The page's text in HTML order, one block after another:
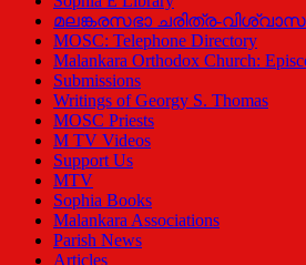
മലങ്കരസഭാ ചരിത്ര-
MOSC: Telephone Directory
Malankara Orthodox Church:
Submissions
Writings of Georgy S. Thomas
MOSC Priests
M TV Videos
Support Us
MTV
Sophia Books
Malankara Associations
Parish News
Articles